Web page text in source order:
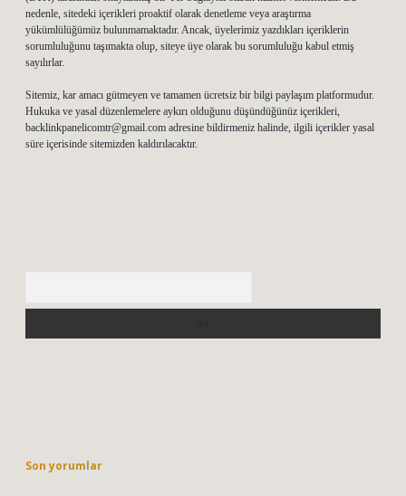
nedenle, sitedeki içerikleri proaktif olarak denetleme veya araştırma
yükümlülüğümüz bulunmamaktadır. Ancak, üyelerimiz yazdıkları içeriklerin
sorumluluğunu taşımakta olup, siteye üye olarak bu sorumluluğu kabul etmiş
sayılırlar.
Sitemiz, kar amacı gütmeyen ve tamamen ücretsiz bir bilgi paylaşım platformudur.
Hukuka ve yasal düzenlemelere aykırı olduğunu düşündüğünüz içerikleri,
backlinkpanelicomtr@gmail.com adresine bildirmeniz halinde, ilgili içerikler yasal
süre içerisinde sitemizden kaldırılacaktır.
Son yorumlar